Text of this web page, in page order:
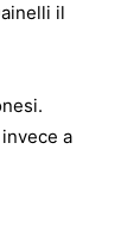
il
a